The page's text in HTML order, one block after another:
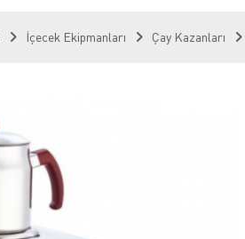
İçecek Ekipmanları Çay Kazanları